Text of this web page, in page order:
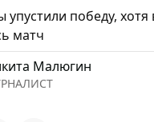
победу, хотя
матч
Малюгин